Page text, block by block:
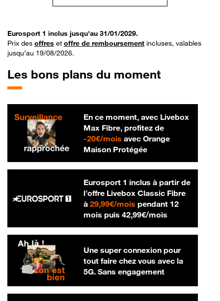
Eurosport 1 inclus jusqu'au 31/01/2029.
Prix des offres et offre de remboursement incluses, valables
jusqu’au 19/08/2026.
Les bons plans du moment
En ce moment, avec Livebox
Max Fibre, profitez de
-20€/mois20 € par mois
avec Orange
Maison Protégée
Eurosport 1 inclus à partir de
l’offre Livebox Classic Fibre
à 29,99€/mois29,99 € par mois
pendant 12
mois puis 42,99€/mois42,99 € par
Une super connexion pour
tout faire chez vous avec la
5G. Sans engagement